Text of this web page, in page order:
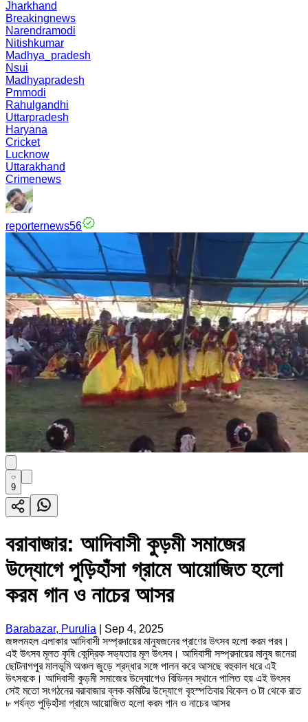
Jharkhand
Breakingnews
Narendramodi
Nitishkumar
Madhya_pradesh
Nsui
Madhyapradesh
Pmmodi
Rahulgandhi
Uttarpradesh
Haryana
Cricket
Lucknow
Uttarakhand
Crimenews
reporternews56
9
বরাবাজার: আদিবাসী কুড়মী সমাজের
উদ্যোগে পুড়িহাঁসা গ্রামে আয়োজিত হলো
করম গান ও নাচের আসর
Barabazar, Purulia
Sep 4, 2025
জঙ্গলমহল এলাকার আদিবাসী সম্প্রদায়ের মানুষজনের প্রাণের উৎসব হলো করম পরব।
এই উৎসব মূলত কৃষি কেন্দ্রিক সভ্যতার মূল উৎসব। আদিবাসী সম্প্রদায়ের মানুষ জনেরা
ছোটনাগপুর মালভূমি অঞ্চল জুড়ে শ্রদ্ধার সঙ্গে পালন করে আসছে বহুকাল ধরে এই
উৎসবকে। আদিবাসী কুড়মী সমাজের উদ্যোগেও বিভিন্ন স্থানে পালিত হয় এই উৎসব
সেই মতো সংগঠনের বরাবাজার ব্লক কমিটির উদ্যোগে বৃহস্পতিবার বিকেল ৩ টা থেকে রাত
৮ পর্যন্ত পুড়িহাঁসা গ্রামে আয়োজিত হলো করম গান ও নাচের আসর